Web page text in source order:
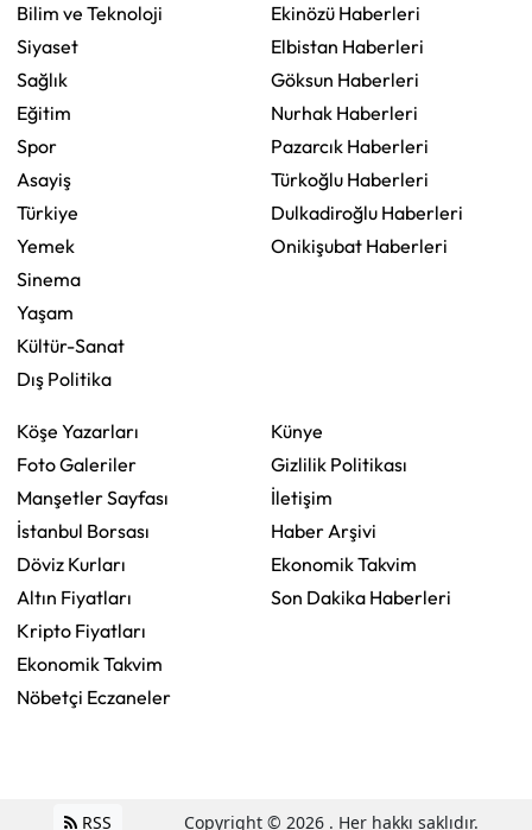
Bilim ve Teknoloji
Siyaset
Sağlık
Eğitim
Spor
Asayiş
Türkiye
Yemek
Sinema
Yaşam
Kültür-Sanat
Dış Politika
Ekinözü Haberleri
Elbistan Haberleri
Göksun Haberleri
Nurhak Haberleri
Pazarcık Haberleri
Türkoğlu Haberleri
Dulkadiroğlu Haberleri
Onikişubat Haberleri
Köşe Yazarları
Foto Galeriler
Manşetler Sayfası
İstanbul Borsası
Döviz Kurları
Altın Fiyatları
Kripto Fiyatları
Ekonomik Takvim
Nöbetçi Eczaneler
Künye
Gizlilik Politikası
İletişim
Haber Arşivi
Ekonomik Takvim
Son Dakika Haberleri
RSS Copyright © 2026 . Her hakkı saklıdır.